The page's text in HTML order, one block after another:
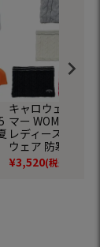
キャロウェイ ネ
マー WOMENS
レディース
ウェア 防寒 あっ
25秋冬モデル 日
¥3,520(税込)